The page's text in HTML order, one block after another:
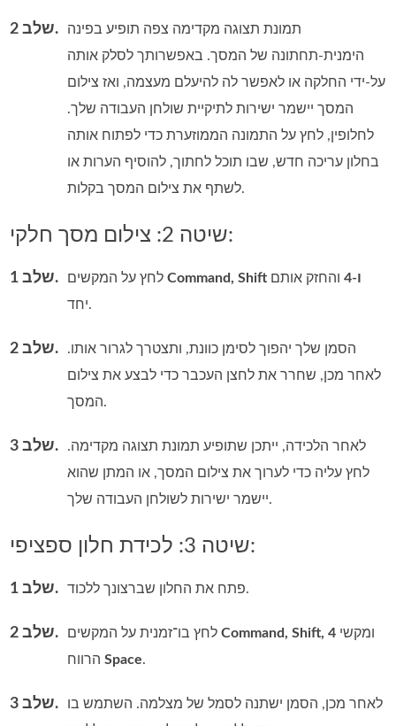
שלב 2.
תמונת תצוגה מקדימה צפה תופיע בפינה
הימנית‑תחתונה של המסך. באפשרותך לסלק אותה
על‑ידי החלקה או לאפשר לה להיעלם מעצמה, ואז צילום
המסך יישמר ישירות לתיקיית שולחן העבודה שלך.
לחלופין, לחץ על התמונה הממוזערת כדי לפתוח אותה
בחלון עריכה חדש, שבו תוכל לחתוך, להוסיף הערות או
לשתף את צילום המסך בקלות.
שיטה 2: צילום מסך חלקי:
שלב 1. לחץ על המקשים Command, Shift ו‑4
והחזק אותם
יחד.
שלב 2.
הסמן שלך יהפוך לסימן כוונת, ותצטרך לגרור אותו.
לאחר מכן, שחרר את לחצן העכבר כדי לבצע את צילום
המסך.
שלב 3.
לאחר הלכידה, ייתכן שתופיע תמונת תצוגה מקדימה.
לחץ עליה כדי לערוך את צילום המסך, או המתן שהוא
יישמר ישירות לשולחן העבודה שלך.
שיטה 3: לכידת חלון ספציפי:
שלב 1. פתח את החלון שברצונך ללכוד.
שלב 2. לחץ בו־זמנית על המקשיםCommand, Shift, 4
הרווחSpace.
שלב 3.
לאחר מכן, הסמן ישתנה לסמל של מצלמה. השתמש בו